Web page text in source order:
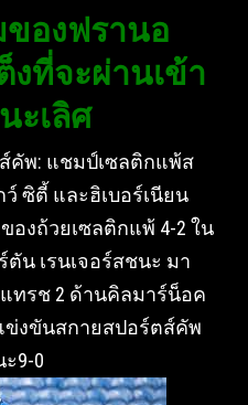
องฟรานอ
งที่จะผ่านเข้า
ะเลิศ
คัพ: แชมป์เซลติกแพ้ส
ว์ ซิตี้ และฮิเบอร์เนียน
องถ้วยเซลติกแพ้ 4-2 ใน
น เรนเจอร์สชนะ มา
แทรช 2 ด้านคิลมาร์น็อค
ข่งขันสกายสปอร์ตส์คัพ
9-0